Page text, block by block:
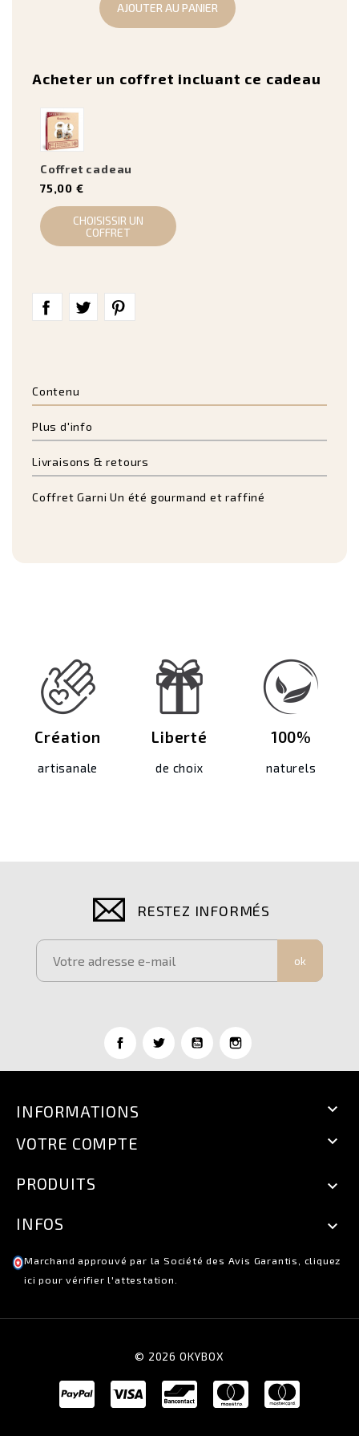
AJOUTER AU PANIER
Acheter un coffret incluant ce cadeau
Coffret cadeau
75,00 €
CHOISISSIR UN
COFFRET
Contenu
Plus d'info
Livraisons & retours
Coffret Garni Un été gourmand et raffiné
Création
artisanale
Liberté
de choix
100%
naturels
RESTEZ INFORMÉS
ok
INFORMATIONS

VOTRE COMPTE

PRODUITS

INFOS

Marchand approuvé par la Société des Avis Garantis, cliquez
ici pour vérifier l'attestation .
© 2026 OKYBOX